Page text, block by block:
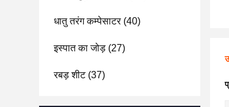
धातु तरंग कम्पेसाटर(40)
इस्पात का जोड़ (27)
रबड़ शीट(37)